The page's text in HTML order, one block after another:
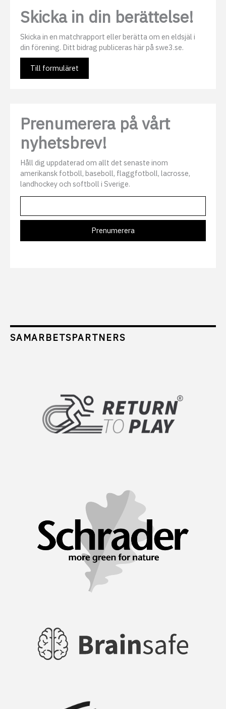
Skicka in din berättelse!
Skicka in en matchrapport eller berätta om en eldsjäl i
din förening. Ditt bidrag publiceras här på swe3.se.
Till formuläret
Prenumerera på vårt
nyhetsbrev!
Håll dig uppdaterad om allt det senaste inom
amerikansk fotboll, baseboll, flaggfotboll, lacrosse,
landhockey och softboll i Sverige.
SAMARBETSPARTNERS